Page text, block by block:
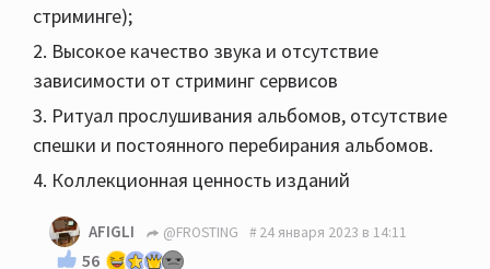
стриминге);
2. Высокое качество звука и отсутствие
зависимости от стриминг сервисов
3. Ритуал прослушивания альбомов, отсутствие
спешки и постоянного перебирания альбомов.
4. Коллекционная ценность изданий
AFIGLI @FROSTING 24 января 2023 в 14:11
56